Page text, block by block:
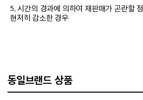
5. 시간의 경과에 의하여 재판매가 곤란할
현저히 감소한 경우
동일브랜드 상품